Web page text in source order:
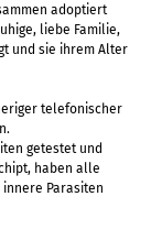
adoptiert
liebe Familie,
und sie ihrem Alter
telefonischer
getestet und
haben alle
Parasiten